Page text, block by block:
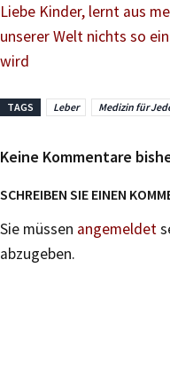
Liebe Kinder, lernt aus
unserer Welt nichts so
wird
TAGS Leber Medizin für
Keine Kommentare
SCHREIBEN SIE EINEN
Sie müssen angemeldet
abzugeben.